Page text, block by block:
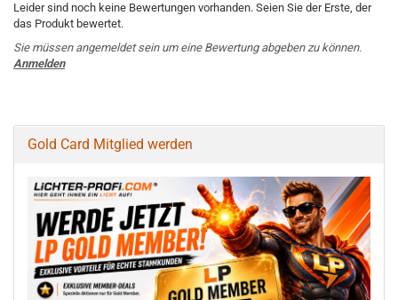
Leider sind noch keine Bewertungen vorhanden. Seien Sie der Erste, der
das Produkt bewertet.
Sie müssen angemeldet sein um eine Bewertung abgeben zu können.
Anmelden
Gold Card Mitglied werden